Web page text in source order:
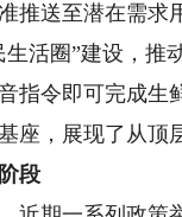
推送至潜在需
活圈”建设，
指令即可完成生
座，展现了从顶
段